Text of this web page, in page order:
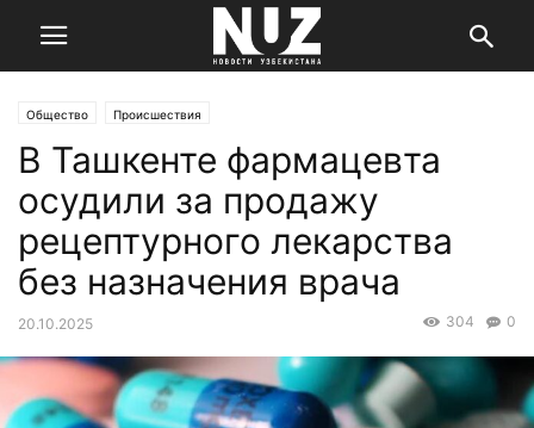
Общество Происшествия
В Ташкенте фармацевта
осудили за продажу
рецептурного лекарства
без назначения врача
20.10.2025 0
304